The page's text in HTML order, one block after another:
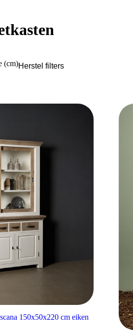
(cm)Herstel filters
150x50x220 cm eiken